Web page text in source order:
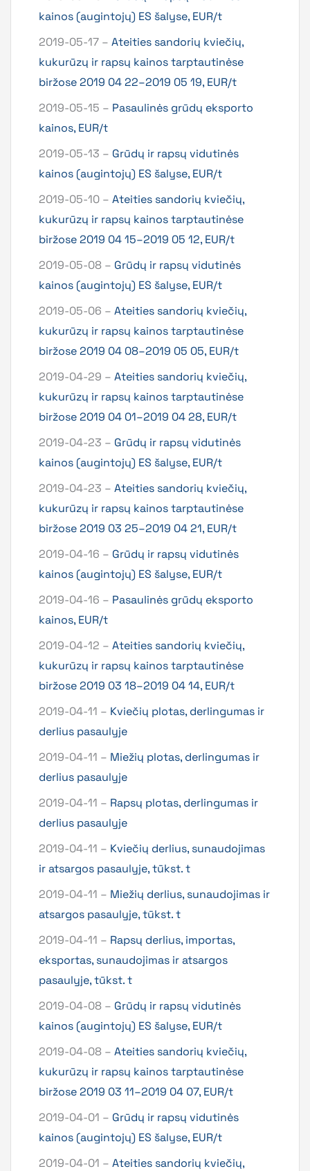
kainos (augintojų) ES šalyse, EUR/t
2019-05-17 – Ateities sandorių kviečių,
kukurūzų ir rapsų kainos tarptautinėse
biržose 2019 04 22–2019 05 19, EUR/t
2019-05-15 – Pasaulinės grūdų eksporto
kainos, EUR/t
2019-05-13 – Grūdų ir rapsų vidutinės
kainos (augintojų) ES šalyse, EUR/t
2019-05-10 – Ateities sandorių kviečių,
kukurūzų ir rapsų kainos tarptautinėse
biržose 2019 04 15–2019 05 12, EUR/t
2019-05-08 – Grūdų ir rapsų vidutinės
kainos (augintojų) ES šalyse, EUR/t
2019-05-06 – Ateities sandorių kviečių,
kukurūzų ir rapsų kainos tarptautinėse
biržose 2019 04 08–2019 05 05, EUR/t
2019-04-29 – Ateities sandorių kviečių,
kukurūzų ir rapsų kainos tarptautinėse
biržose 2019 04 01–2019 04 28, EUR/t
2019-04-23 – Grūdų ir rapsų vidutinės
kainos (augintojų) ES šalyse, EUR/t
2019-04-23 – Ateities sandorių kviečių,
kukurūzų ir rapsų kainos tarptautinėse
biržose 2019 03 25–2019 04 21, EUR/t
2019-04-16 – Grūdų ir rapsų vidutinės
kainos (augintojų) ES šalyse, EUR/t
2019-04-16 – Pasaulinės grūdų eksporto
kainos, EUR/t
2019-04-12 – Ateities sandorių kviečių,
kukurūzų ir rapsų kainos tarptautinėse
biržose 2019 03 18–2019 04 14, EUR/t
2019-04-11 – Kviečių plotas, derlingumas ir
derlius pasaulyje
2019-04-11 – Miežių plotas, derlingumas ir
derlius pasaulyje
2019-04-11 – Rapsų plotas, derlingumas ir
derlius pasaulyje
2019-04-11 – Kviečių derlius, sunaudojimas
ir atsargos pasaulyje, tūkst. t
2019-04-11 – Miežių derlius, sunaudojimas ir
atsargos pasaulyje, tūkst. t
2019-04-11 – Rapsų derlius, importas,
eksportas, sunaudojimas ir atsargos
pasaulyje, tūkst. t
2019-04-08 – Grūdų ir rapsų vidutinės
kainos (augintojų) ES šalyse, EUR/t
2019-04-08 – Ateities sandorių kviečių,
kukurūzų ir rapsų kainos tarptautinėse
biržose 2019 03 11–2019 04 07, EUR/t
2019-04-01 – Grūdų ir rapsų vidutinės
kainos (augintojų) ES šalyse, EUR/t
2019-04-01 – Ateities sandorių kviečių,